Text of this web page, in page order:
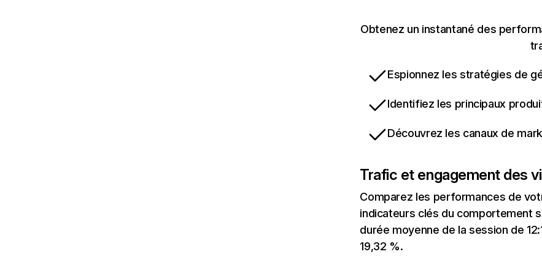
Obtenez un instantané des
Espionnez les stratégies de
Identifiez les principaux
Découvrez les canaux de
Trafic et engagement des
Comparez les performances de
indicateurs clés du comportement
durée moyenne de la session de
19,32 %.